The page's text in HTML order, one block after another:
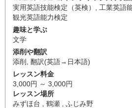
実用英語技能検定（英検）
工業英語
観光英語能力検定
趣味と学ぶ
文学
添削や翻訳
添削
翻訳(英語→日本語)
レッスン料金
3,000円 ～ 3,000円
レッスン場所
みずほ台 , 鶴瀬 , ふじみ野